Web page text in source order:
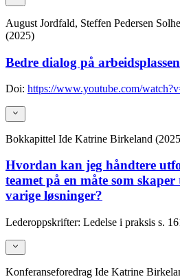
August Jordfald, Steffen Pedersen
(2025)
Bedre dialog på
Doi: https://www.youtube.com/
Bokkapittel Ide Katrine Birkeland
Hvordan kan jeg håndtere
teamet på en måte som
varige løsninger?
Lederoppskrifter: Ledelse i praksis s.
Konferanseforedrag Ide Katrine